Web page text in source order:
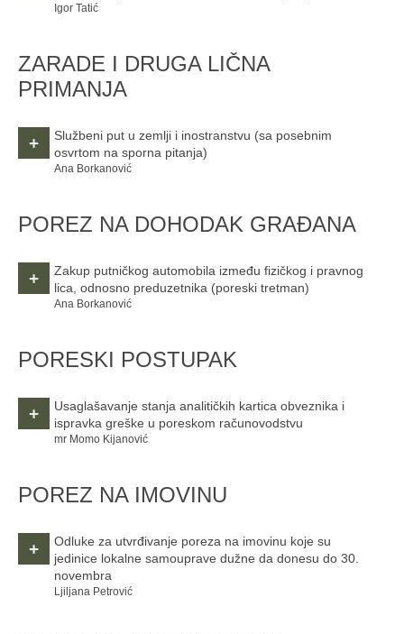
Igor Tatić
ZARADE I DRUGA LIČNA
PRIMANJA
+ Službeni put u zemlji i inostranstvu (sa posebnim
osvrtom na sporna pitanja)
Ana Borkanović
POREZ NA DOHODAK GRAĐANA
+
Zakup putničkog automobila između fizičkog i pravnog
lica, odnosno preduzetnika (poreski tretman)
Ana Borkanović
PORESKI POSTUPAK
+
Usaglašavanje stanja analitičkih kartica obveznika i
ispravka greške u poreskom računovodstvu
mr Momo Kijanović
POREZ NA IMOVINU
+
Odluke za utvrđivanje poreza na imovinu koje su
jedinice lokalne samouprave dužne da donesu do 30.
novembra
Ljiljana Petrović